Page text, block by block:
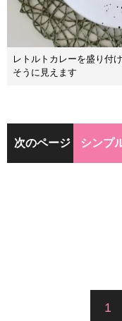
レトルトカレーを盛り付
そうに見えます
次のページ シンプ
1